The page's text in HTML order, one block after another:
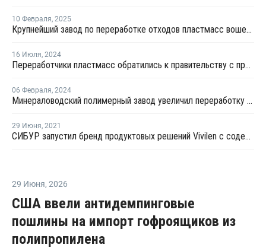
10 Февраля, 2025
Крупнейший завод по переработке отходов пластмасс вошел в реестр утилизаторов
16 Июля, 2024
Переработчики пластмасс обратились к правительству с просьбой скорректировать требования к экосбору
06 Февраля, 2024
Минераловодский полимерный завод увеличил переработку вторичного полиэтилена в два раза
29 Июня, 2021
СИБУР запустил бренд продуктовых решений Vivilen с содержанием вторичного сырья
29 Июня, 2026
США ввели антидемпинговые
пошлины на импорт гофроящиков из
полипропилена